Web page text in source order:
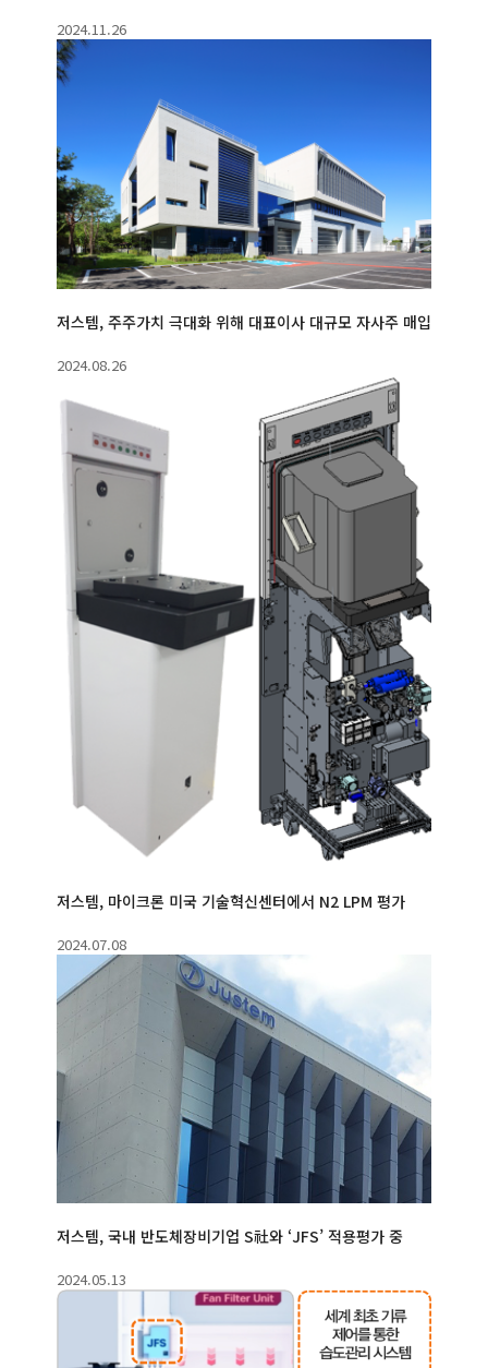
2024.11.26
저스템, 주주가치 극대화 위해 대표이사 대규모 자사주 매입
2024.08.26
저스템, 마이크론 미국 기술혁신센터에서 N2 LPM 평가
2024.07.08
저스템, 국내 반도체장비기업 S社와 ‘JFS’ 적용평가 중
2024.05.13